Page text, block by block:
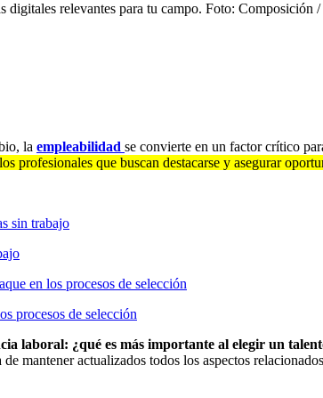
digitales relevantes para tu campo. Foto: Composición
la empleabilidad se convierte en un factor crítico
profesionales que buscan destacarse y asegurar
procesos de selección
laboral: ¿qué es más importante al elegir un
mantener actualizados todos los aspectos